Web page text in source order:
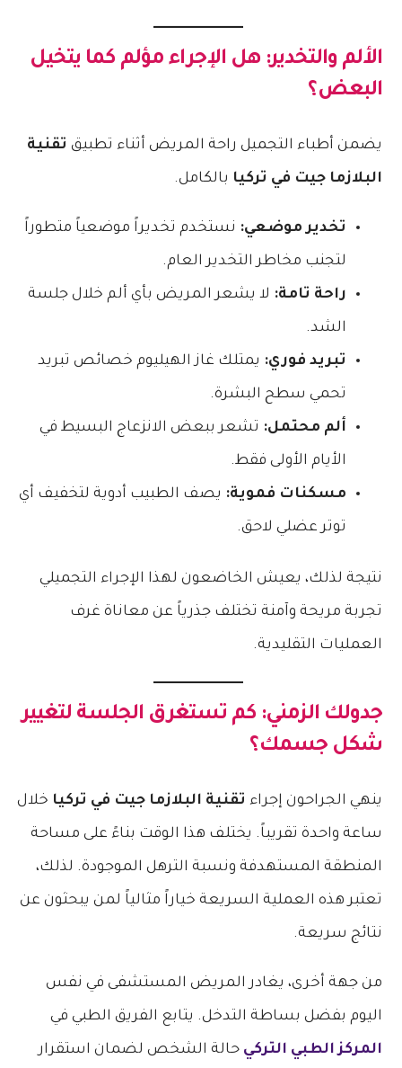
​الألم والتخدير: هل الإجراء مؤلم كما يتخيل
البعض؟
​يضمن أطباء التجميل راحة المريض أثناء تطبيق تقنية
البلازما جيت في تركيا بالكامل.
تخدير موضعي: نستخدم تخديراً موضعياً متطوراً
لتجنب مخاطر التخدير العام.
راحة تامة: لا يشعر المريض بأي ألم خلال جلسة
الشد.
تبريد فوري: يمتلك غاز الهيليوم خصائص تبريد
تحمي سطح البشرة.
ألم محتمل: تشعر ببعض الانزعاج البسيط في
الأيام الأولى فقط.
مسكنات فموية: يصف الطبيب أدوية لتخفيف أي
توتر عضلي لاحق.
​نتيجة لذلك، يعيش الخاضعون لهذا الإجراء التجميلي
تجربة مريحة وآمنة تختلف جذرياً عن معاناة غرف
العمليات التقليدية.
​جدولك الزمني: كم تستغرق الجلسة لتغيير
شكل جسمك؟
​ينهي الجراحون إجراء تقنية البلازما جيت في تركيا خلال
ساعة واحدة تقريباً. يختلف هذا الوقت بناءً على مساحة
المنطقة المستهدفة ونسبة الترهل الموجودة. لذلك،
تعتبر هذه العملية السريعة خياراً مثالياً لمن يبحثون عن
نتائج سريعة.
​من جهة أخرى، يغادر المريض المستشفى في نفس
اليوم بفضل بساطة التدخل. يتابع الفريق الطبي في
المركز الطبي التركي حالة الشخص لضمان استقرار